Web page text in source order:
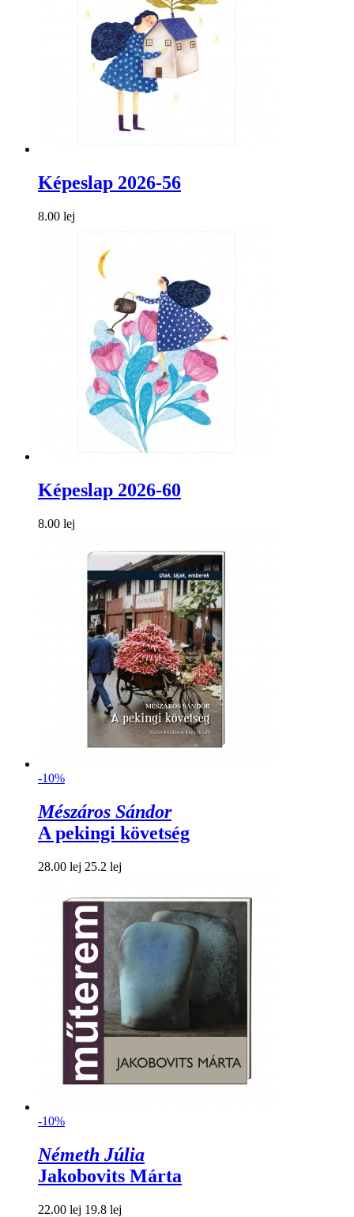
Képeslap 2026-56
8.00 lej
Képeslap 2026-60
8.00 lej
-10%
Mészáros Sándor
A pekingi követség
28.00 lej 25.2 lej
-10%
Németh Júlia
Jakobovits Márta
22.00 lej 19.8 lej